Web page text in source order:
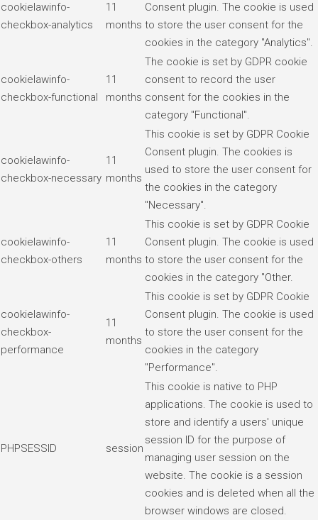
cookielawinfo-
checkbox-analytics
11
months
Consent plugin. The cookie is used
to store the user consent for the
cookies in the category "Analytics".
cookielawinfo-
checkbox-functional
11
months
The cookie is set by GDPR cookie
consent to record the user
consent for the cookies in the
category "Functional".
cookielawinfo-
checkbox-necessary
11
months
This cookie is set by GDPR Cookie
Consent plugin. The cookies is
used to store the user consent for
the cookies in the category
"Necessary".
cookielawinfo-
checkbox-others
11
months
This cookie is set by GDPR Cookie
Consent plugin. The cookie is used
to store the user consent for the
cookies in the category "Other.
cookielawinfo-
checkbox-
performance
11
months
This cookie is set by GDPR Cookie
Consent plugin. The cookie is used
to store the user consent for the
cookies in the category
"Performance".
PHPSESSID session
This cookie is native to PHP
applications. The cookie is used to
store and identify a users' unique
session ID for the purpose of
managing user session on the
website. The cookie is a session
cookies and is deleted when all the
browser windows are closed.